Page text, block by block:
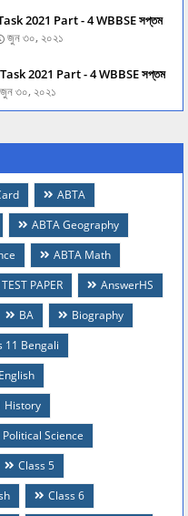
2021 Part - 4 WBBSE সপ্তম
জুন ৩০, ২০২১
2021 Part - 4 WBBSE সপ্তম
জুন ৩০, ২০২১
ABTA
ABTA Geography
ABTA Math
PAPER
AnswerHS
BA
Biography
11 Bengali
History
Science
Class 5
Class 6